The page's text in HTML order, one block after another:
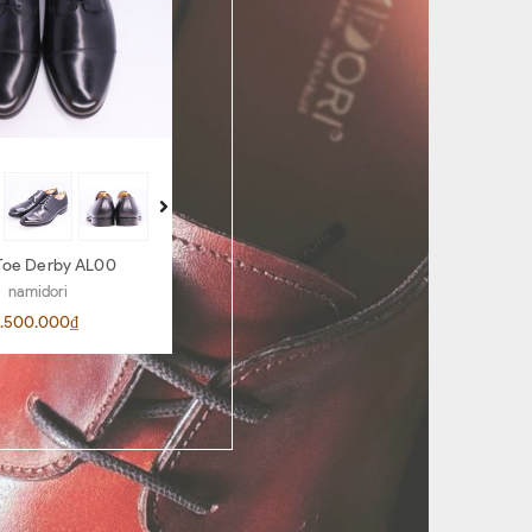
Derby AL00
namidori
Penny Loafer AR06
namidori
4.500.000₫